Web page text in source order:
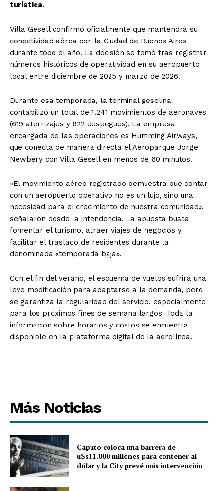
turística.
Villa Gesell confirmó oficialmente que mantendrá su
conectividad aérea con la Ciudad de Buenos Aires
durante todo el año. La decisión se tomó tras registrar
números históricos de operatividad en su aeropuerto
local entre diciembre de 2025 y marzo de 2026.
Durante esa temporada, la terminal geselina
contabilizó un total de 1.241 movimientos de aeronaves
(619 aterrizajes y 622 despegues). La empresa
encargada de las operaciones es Humming Airways,
que conecta de manera directa el Aeroparque Jorge
Newbery con Villa Gesell en menos de 60 minutos.
«El movimiento aéreo registrado demuestra que contar
con un aeropuerto operativo no es un lujo, sino una
necesidad para el crecimiento de nuestra comunidad»,
señalaron desde la intendencia. La apuesta busca
fomentar el turismo, atraer viajes de negocios y
facilitar el traslado de residentes durante la
denominada «temporada baja».
Con el fin del verano, el esquema de vuelos sufrirá una
leve modificación para adaptarse a la demanda, pero
se garantiza la regularidad del servicio, especialmente
para los próximos fines de semana largos. Toda la
información sobre horarios y costos se encuentra
disponible en la plataforma digital de la aerolínea.
Más Noticias
Caputo coloca una barrera de
u$s11.000 millones para contener al
dólar y la City prevé más intervención